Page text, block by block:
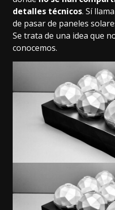
detalles técnicos. Sí
de pasar de paneles
Se trata de una idea que
conocemos.